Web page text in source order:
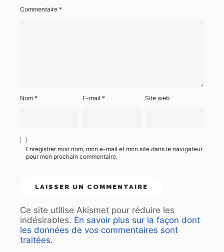
Commentaire *
Nom * E-mail* Site web
Enregistrer mon nom, mon e-mail et mon site dans le navigateur
pour mon prochain commentaire.
Ce site utilise Akismet pour réduire les
indésirables. En savoir plus sur la façon dont
les données de vos commentaires sont
traitées.